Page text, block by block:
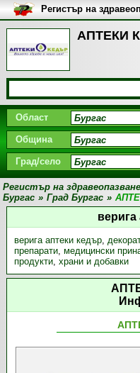
АПТЕКИ
Регистър на
медицинските
България
Област
Община
Град/село
Регистър на
Бургас » Град Бургас »
верига
верига аптеки кедър,
препарати, медицински
продукти, храни и добавки